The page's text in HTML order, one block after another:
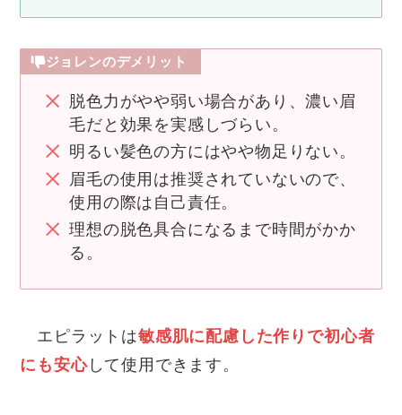
ジョレンのデメリット
脱色力がやや弱い場合があり、濃い眉
毛だと効果を実感しづらい。
明るい髪色の方にはやや物足りない。
眉毛の使用は推奨されていないので、
使用の際は自己責任。
理想の脱色具合になるまで時間がかか
る。
エピラットは敏感肌に配慮した作りで初心者
にも安心して使用できます。